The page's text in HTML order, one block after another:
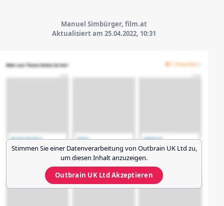
Manuel Simbürger, film.at
Aktualisiert am 25.04.2022, 10:31
Stimmen Sie einer Datenverarbeitung von Outbrain UK Ltd zu,
um diesen Inhalt anzuzeigen.
Outbrain UK Ltd Akzeptieren